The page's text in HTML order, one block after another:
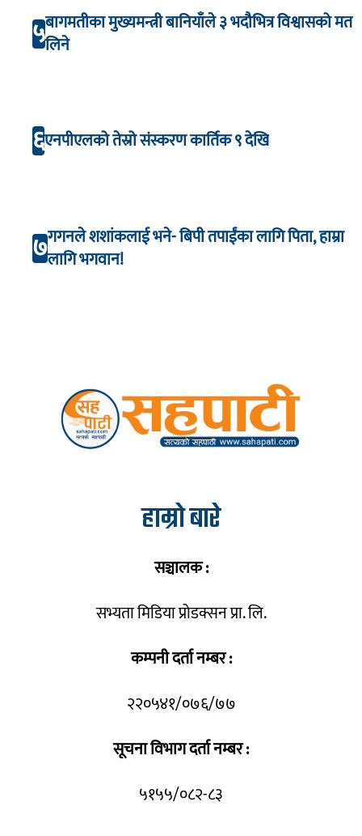
५बागमतीका मुख्यमन्त्री बानियाँले ३ भदौभित्र विश्वासको मत
लिने
६एनपीएलको तेस्रो संस्करण कार्तिक ९ देखि
७गगनले शशांकलाई भने- बिपी तपाईंका लागि पिता, हाम्रा
लागि भगवान!
हाम्रो बारे
सञ्चालक :
सभ्यता मिडिया प्रोडक्सन प्रा. लि.
कम्पनी दर्ता नम्बर :
२२०५४१/०७६/७७
सूचना विभाग दर्ता नम्बर :
५१५५/०८२-८३